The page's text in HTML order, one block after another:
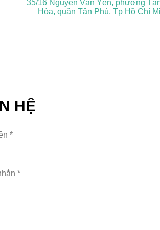
HỆ
35/16 Nguyễn Văn Yến, phường
Hòa, quận Tân Phú, Tp Hồ Chí